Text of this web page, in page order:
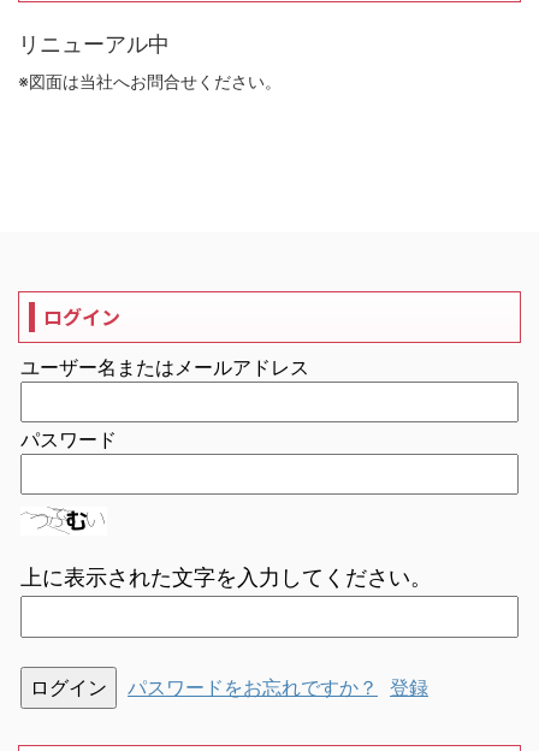
リニューアル中
※図面は当社へお問合せください。
ログイン
ユーザー名またはメールアドレス
パスワード
上に表示された文字を入力してください。
パスワードをお忘れですか？ 登録